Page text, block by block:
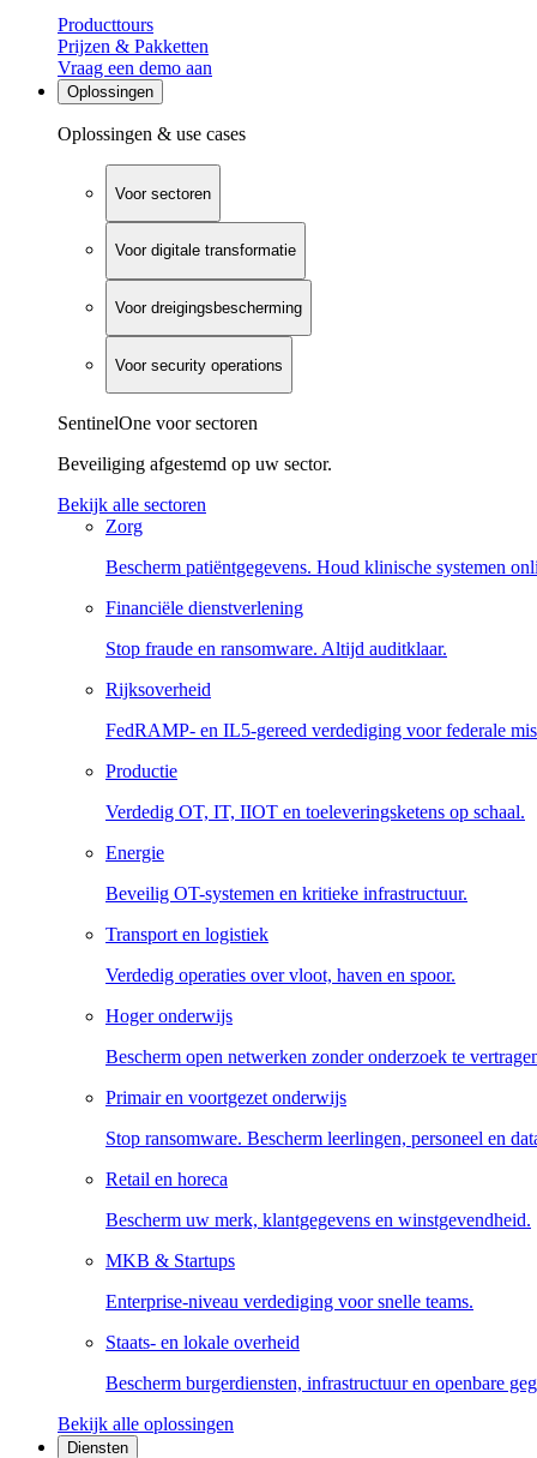
Producttours
Prijzen & Pakketten
Vraag een demo aan
Oplossingen
Oplossingen & use cases
Voor sectoren
Voor digitale transformatie
Voor dreigingsbescherming
Voor security operations
SentinelOne voor sectoren
Beveiliging afgestemd op uw sector.
Bekijk alle sectoren
Zorg
Bescherm patiëntgegevens. Houd klinische systemen
Financiële dienstverlening
Stop fraude en ransomware. Altijd auditklaar.
Rijksoverheid
FedRAMP- en IL5-gereed verdediging voor federale
Productie
Verdedig OT, IT, IIOT en toeleveringsketens op schaal.
Energie
Beveilig OT-systemen en kritieke infrastructuur.
Transport en logistiek
Verdedig operaties over vloot, haven en spoor.
Hoger onderwijs
Bescherm open netwerken zonder onderzoek te
Primair en voortgezet onderwijs
Stop ransomware. Bescherm leerlingen, personeel en
Retail en horeca
Bescherm uw merk, klantgegevens en winstgevendheid.
MKB & Startups
Enterprise-niveau verdediging voor snelle teams.
Staats- en lokale overheid
Bescherm burgerdiensten, infrastructuur en openbare
Bekijk alle oplossingen
Diensten